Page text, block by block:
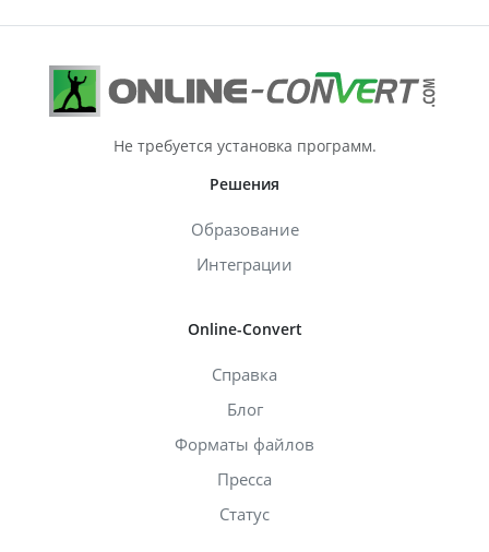
Не требуется установка программ.
Решения
Образование
Интеграции
Online-Convert
Справка
Блог
Форматы файлов
Пресса
Статус